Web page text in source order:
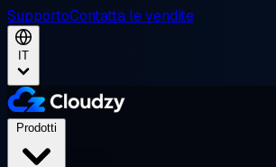
SupportoContatta le vendite
IT